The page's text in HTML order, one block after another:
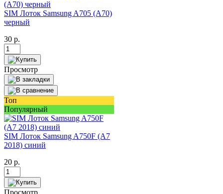
SIM Лоток Samsung A705 (A70)
черный
30 р.
Просмотр
Топ
Популярный
SIM Лоток Samsung A750F (A7
2018) синий
20 р.
Просмотр